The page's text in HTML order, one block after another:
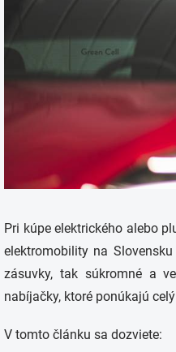
Pri kúpe elektrického alebo
elektromobility na
zásuvky, tak súkromné ​​a
nabíjačky, ktoré ponúkajú
V tomto článku sa dozviete: